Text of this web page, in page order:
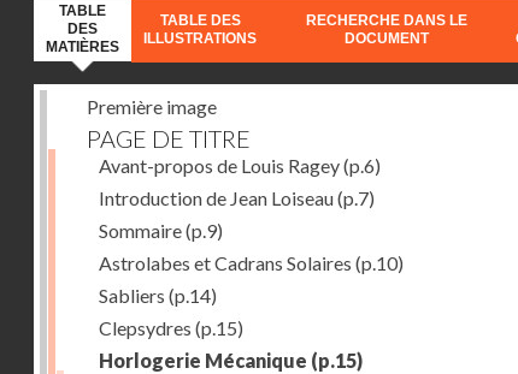
TABLE
DES
MATIÈRES
TABLE DES
ILLUSTRATIONS
RECHERCHE DANS LE
DOCUMENT
Première image
PAGE DE TITRE
Avant-propos de Louis Ragey(p.6)
Introduction de Jean Loiseau(p.7)
Sommaire(p.9)
Astrolabes et Cadrans Solaires (p.10)
Sabliers (p.14)
Clepsydres (p.15)
Horlogerie Mécanique (p.15)